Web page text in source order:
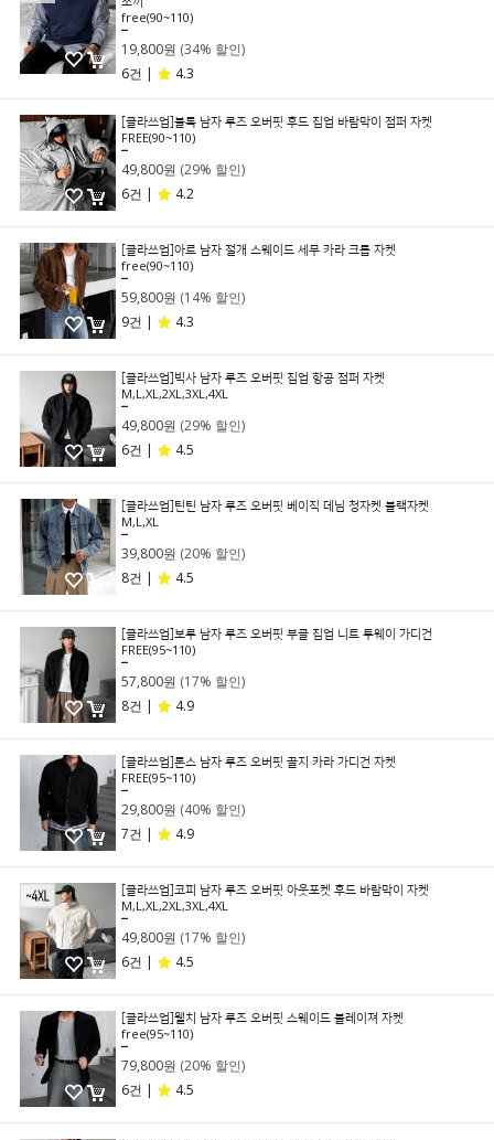
free(90~110)
19,800원 (34% 할인)
6건 |
4.3
[클라쓰업]블록 남자 루즈 오버핏 후드 집업 바람막이 점퍼 자켓
FREE(90~110)
49,800원 (29% 할인)
6건 |
4.2
[클라쓰업]아르 남자 절개 스웨이드 세무 카라 크롭 자켓
free(90~110)
59,800원 (14% 할인)
9건 |
4.3
[클라쓰업]빅사 남자 루즈 오버핏 집업 항공 점퍼 자켓
M,L,XL,2XL,3XL,4XL
49,800원 (29% 할인)
6건 |
4.5
[클라쓰업]틴틴 남자 루즈 오버핏 베이직 데님 청자켓 블랙자켓
M,L,XL
39,800원 (20% 할인)
8건 |
4.5
[클라쓰업]보루 남자 루즈 오버핏 부클 집업 니트 투웨이 가디건
FREE(95~110)
57,800원 (17% 할인)
8건 |
4.9
[클라쓰업]론스 남자 루즈 오버핏 골지 카라 가디건 자켓
FREE(95~110)
29,800원 (40% 할인)
7건 |
4.9
[클라쓰업]코피 남자 루즈 오버핏 아웃포켓 후드 바람막이 자켓
M,L,XL,2XL,3XL,4XL
49,800원 (17% 할인)
6건 |
4.5
[클라쓰업]웰치 남자 루즈 오버핏 스웨이드 블레이져 자켓
free(95~110)
79,800원 (20% 할인)
6건 |
4.5